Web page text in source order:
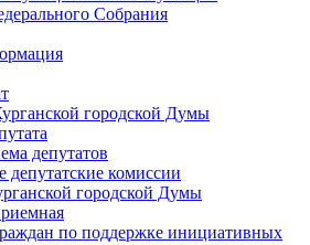
Cобрания
городской Думы
депутатов
депутатские комиссии
городской Думы
по поддержке инициативных